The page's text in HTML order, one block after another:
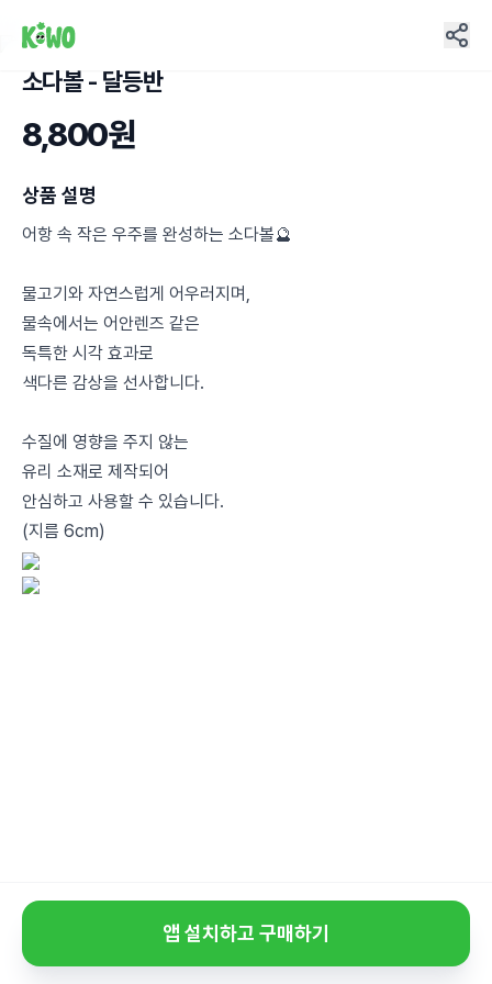
소다볼 - 달등반
8,800원
상품 설명
어항 속 작은 우주를 완성하는 소다볼🔮
물고기와 자연스럽게 어우러지며,
물속에서는 어안렌즈 같은
독특한 시각 효과로
색다른 감상을 선사합니다.
수질에 영향을 주지 않는
유리 소재로 제작되어
안심하고 사용할 수 있습니다.
(지름 6cm)
앱 설치하고 구매하기